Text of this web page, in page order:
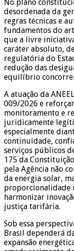
No plano
desordenada da
regras técnicas e
fundamentos do
que a livre
caráter absoluto,
regulatória do
redução das
equilíbrio
A atuação da
009/2026 e
monitoramento e
juridicamente
especialmente
continuidade,
serviços públicos
175 da
pela Agência não
da energia solar,
proporcionalidade
harmonizar
justiça tarifária.
Sob essa
Brasil dependerá
expansão